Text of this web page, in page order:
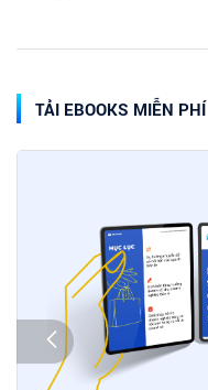
TẢI EBOOKS MIỄN PHÍ